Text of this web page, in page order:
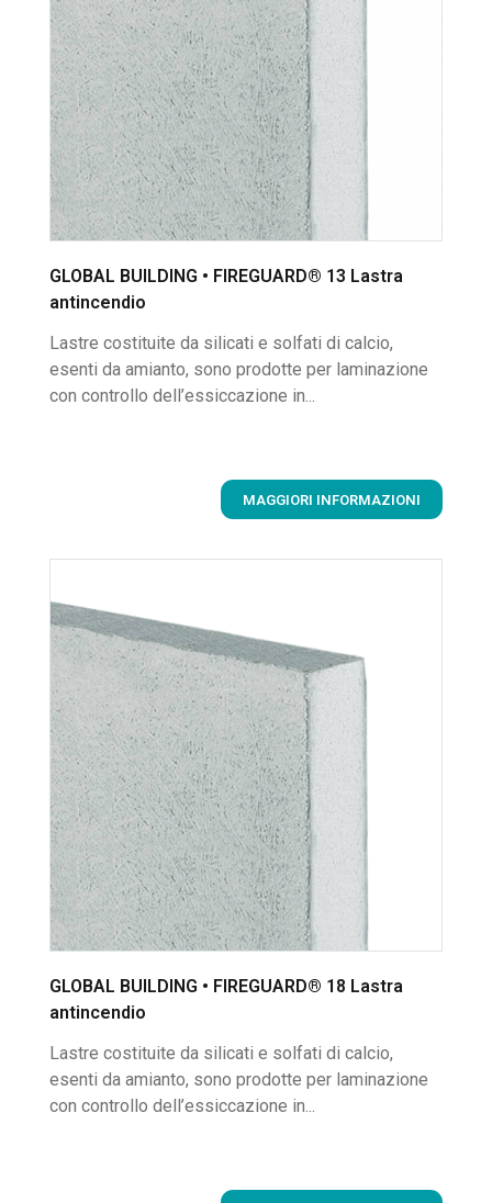
GLOBAL BUILDING • FIREGUARD® 13 Lastra
antincendio
Lastre costituite da silicati e solfati di calcio,
esenti da amianto, sono prodotte per laminazione
con controllo dell’essiccazione in...
MAGGIORI INFORMAZIONI
GLOBAL BUILDING • FIREGUARD® 18 Lastra
antincendio
Lastre costituite da silicati e solfati di calcio,
esenti da amianto, sono prodotte per laminazione
con controllo dell’essiccazione in...